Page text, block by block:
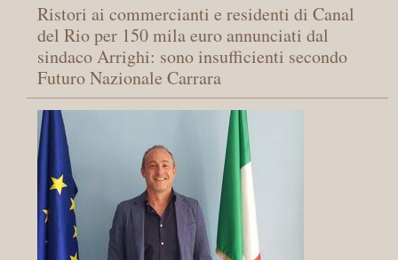
Ristori ai commercianti e residenti di Canal
del Rio per 150 mila euro annunciati dal
sindaco Arrighi: sono insufficienti secondo
Futuro Nazionale Carrara